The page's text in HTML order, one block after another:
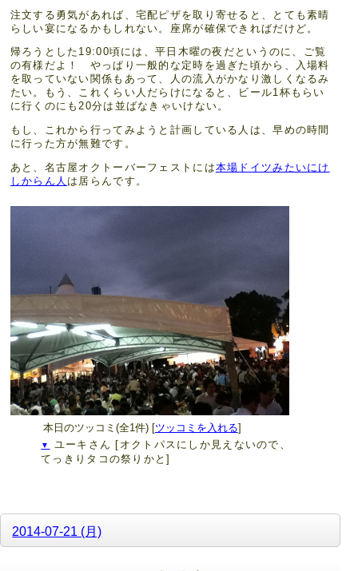
注文する勇気があれば、宅配ピザを取り寄せると、とても素晴
らしい宴になるかもしれない。座席が確保できればだけど。
帰ろうとした19:00頃には、平日木曜の夜だというのに、ご覧
の有様だよ！ やっぱり一般的な定時を過ぎた頃から、入場料
を取っていない関係もあって、人の流入がかなり激しくなるみ
たい。もう、これくらい人だらけになると、ビール1杯もらい
に行くのにも20分は並ばなきゃいけない。
もし、これから行ってみようと計画している人は、早めの時間
に行った方が無難です。
あと、名古屋オクトーバーフェストには本場ドイツみたいにけ
しからん人 は居らんです。
本日のツッコミ(全1件) [ツッコミを入れる]
▼ ユーキさん [オクトパスにしか見えないので、
てっきりタコの祭りかと]
2014-07-21 (月)